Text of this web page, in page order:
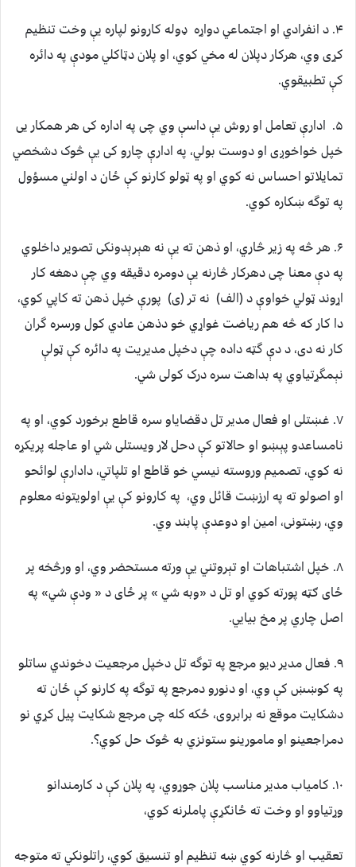
۴. د انفرادي او اجتماعي دواړه ډوله کارونو لپاره یې وخت تنظیم
کړی وي، هرکار دپلان له مخي کوي، او پلان دټاکلي مودې په دائره
کې تطبیقوي.
۵. ادارې تعامل او روش یې داسې وي چی په اداره کی هر همکار یی
خپل خواخوږی او دوست بولي، په ادارې چارو کی یې څوک دشخصي
تمایلاتو احساس نه کوي او په ټولو کارنو کې ځان د اولني مسؤول
په توگه ښکاره کوي.
۶. هر څه په زیر څاري، او ذهن ته یې نه هېرېدونکی تصویر داخلوي
په دې معنا چی دهرکار څارنه یې دومره دقیقه وي چې دهغه کار
اړوند ټولي خواوې د (الف) نه تر (ی) پورې خپل ذهن ته کاپي کوي،
دا کار که څه هم ریاضت غواړي خو دذهن عادي کول ورسره گران
کار نه دی، د دې گټه داده چې دخپل مدیریت په دائره کې ټولې
نېمگړتیاوي په بداهت سره درک کولی شي.
۷. غښتلی او فعال مدیر تل دقضایاو سره قاطع برخورد کوي، او په
نامساعدو پېښو او حالاتو کې دحل لار ویستلی شي او عاجله پریکړه
نه کوي، تصمیم وروسته نیسي خو قاطع او تلپاتي، دادارې لوائحو
او اصولو ته په ارزښت قائل وي، په کارونو کې یې اولویتونه معلوم
وي، رښتونی، امین او دوعدې پابند وي.
۸. خپل اشتباهات او تېروتني یې ورته مستحضر وي، او ورڅخه پر
ځای ګټه پورته کوي او تل د «وبه شي » پر ځای د « ودې شي» په
اصل چاري پر مخ بیایي.
۹. فعال مدیر دیو مرجع په توگه تل دخپل مرجعیت دخوندي ساتلو
په کوښښ کې وي، او دنورو دمرجع په توگه په کارنو کې ځان ته
دشکایت موقع نه برابروی، ځکه کله چی مرجع شکایت پیل کړي نو
دمراجعینو او مامورينو ستونزي به څوک حل کوي؟.
۱۰. کامياب مدير مناسب پلان جوړوي، په پلان کې د کارمندانو
وړتياوو او وخت ته ځانګړې پاملرنه کوي،
تعقيب او څارنه کوي ښه تنظیم او تنسيق کوي، راتلونکي ته متوجه